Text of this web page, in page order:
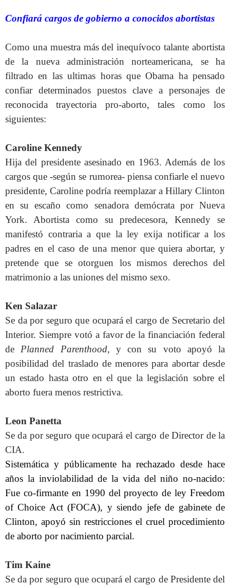
Confiará cargos de gobierno a conocidos abortistas
Como una muestra más del inequívoco talante abortista
de la nueva administración norteamericana, se ha
filtrado en las ultimas horas que Obama ha pensado
confiar determinados puestos clave a personajes de
reconocida trayectoria pro-aborto, tales como los
siguientes:
Caroline Kennedy
Hija del presidente asesinado en 1963. Además de los
cargos que -según se rumorea- piensa confiarle el nuevo
presidente, Caroline podría reemplazar a Hillary Clinton
en su escaño como senadora demócrata por Nueva
York. Abortista como su predecesora, Kennedy se
manifestó contraria a que la ley exija notificar a los
padres en el caso de una menor que quiera abortar, y
pretende que se otorguen los mismos derechos del
matrimonio a las uniones del mismo sexo.
Ken Salazar
Se da por seguro que ocupará el cargo de Secretario del
Interior. Siempre votó a favor de la financiación federal
de Planned Parenthood, y con su voto apoyó la
posibilidad del traslado de menores para abortar desde
un estado hasta otro en el que la legislación sobre el
aborto fuera menos restrictiva.
Leon Panetta
Se da por seguro que ocupará el cargo de Director de la
CIA.
Sistemática y públicamente ha rechazado desde hace
años la inviolabilidad de la vida del niño no-nacido:
Fue co-firmante en 1990 del proyecto de ley Freedom
of Choice Act (FOCA), y siendo jefe de gabinete de
Clinton, apoyó sin restricciones el cruel procedimiento
de aborto por nacimiento parcial.
Tim Kaine
Se da por seguro que ocupará el cargo de Presidente del